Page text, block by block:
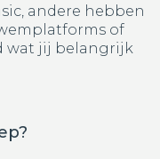
andere hebben
of
wat jij belangrijk